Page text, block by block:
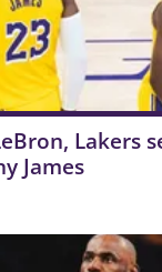
Lakers
James